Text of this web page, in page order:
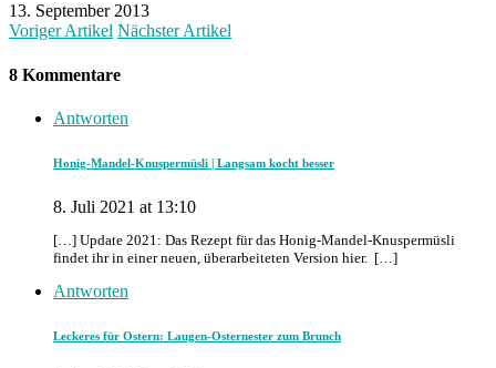
13. September 2013
Voriger Artikel Nächster Artikel
8 Kommentare
Antworten
Honig-Mandel-Knuspermüsli | Langsam kocht besser
8. Juli 2021 at 13:10
[…] Update 2021: Das Rezept für das Honig-Mandel-Knuspermüsli
findet ihr in einer neuen, überarbeiteten Version hier. […]
Antworten
Leckeres für Ostern: Laugen-Osternester zum Brunch